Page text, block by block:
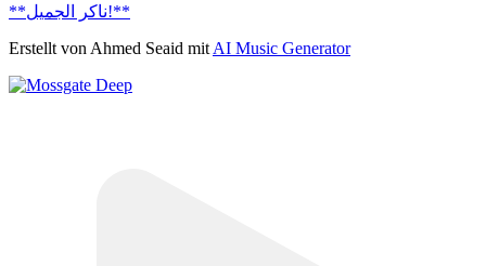
**ناكر الجميل!**
Erstellt von Ahmed Seaid mit AI Music Generator